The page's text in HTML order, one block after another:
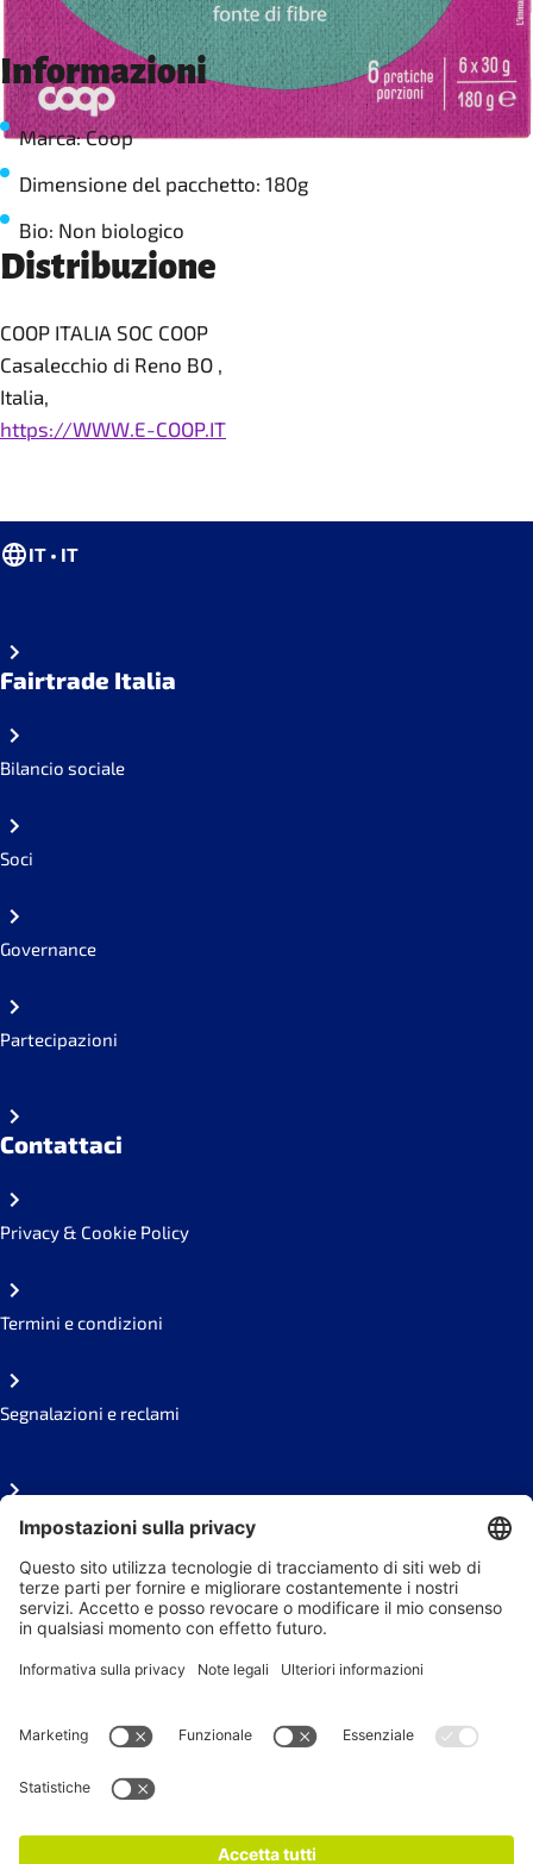
Informazioni
Marca: Coop
Dimensione del pacchetto: 180g
Bio: Non biologico
Distribuzione
COOP ITALIA SOC COOP
Casalecchio di Reno BO ,
Italia,
https://WWW.E-COOP.IT
IT • IT
Fairtrade Italia
Bilancio sociale
Soci
Governance
Partecipazioni
Contattaci
Privacy & Cookie Policy
Termini e condizioni
Segnalazioni e reclami
FAQ
Area stampa
Seguici sui social
Newsletter